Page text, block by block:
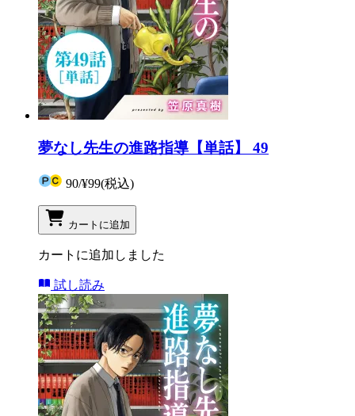
夢なし先生の進路指導【単話】 49
90/¥99(税込)
カートに追加
カートに追加しました
試し読み